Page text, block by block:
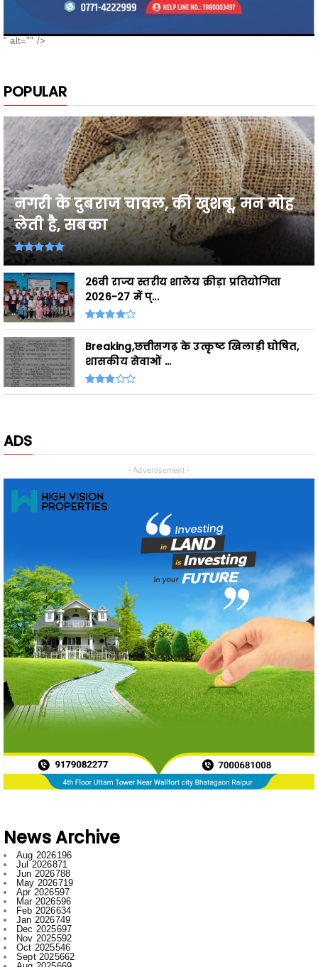
नगरी के दुबराज चावल, की खुशबू, मन मोह
लेती है, सबका
26वी राज्य स्तरीय शालेय क्रीड़ा प्रतियोगिता
2026-27 में प्...
Breaking,छत्तीसगढ़ के उत्कृष्ट खिलाड़ी घोषित,
शासकीय सेवाओं ...
ADS
News Archive
Jun 2026
788
May 2026719
Apr 2026597
Mar 2026596
Feb 2026634
Jan 2026749
Dec 2025697
Nov 2025592
Oct 2025546
Sept 2025662
Aug 2025669
Jul 2025776
Jun 2025958
May 2025996
Apr 2025918